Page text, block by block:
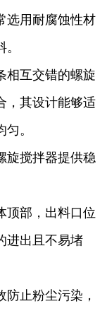
选用耐腐蚀性材
相互交错的螺旋
，其设计能够适
。
旋搅拌器提供稳
顶部，出料口位
进出且不易堵
止粉尘污染，